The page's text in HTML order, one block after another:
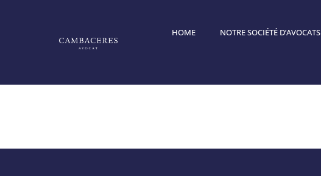
HOME NOTRE SOCIÉTÉ D’AVOCATS